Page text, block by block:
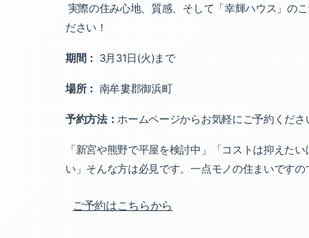
実際の住み心地、質感、そして「幸輝ハウス」の
ださい！
期間： 3月 31日(火)まで
場所： 南牟婁郡御浜町
予約方法：ホームページからお気軽にご予約くださ
「新宮や熊野で平屋を検討中」
「コストは抑えた
い」 そんな方は必見です。一点モノの住まいですの
ご予約はこちらから